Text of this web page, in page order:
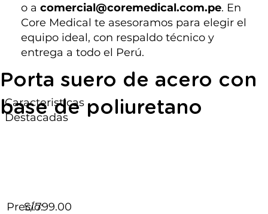
Porta suero de acero con
base de poliuretano
Caracteristicas
Destacadas
S/.799.00
Precio:
o a comercial@coremedical.com.pe. En
Core Medical te asesoramos para elegir el
equipo ideal, con respaldo técnico y
entrega a todo el Perú.